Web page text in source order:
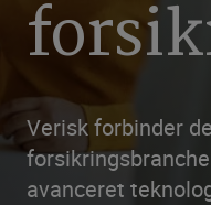
Verisk forbinder
avanceret